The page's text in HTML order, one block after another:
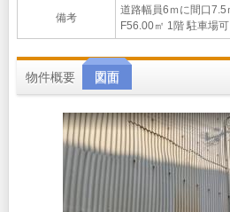
備考
道路幅員6ｍに間口7.5
F56.00㎡ 1階 駐車場可
物件概要 図面